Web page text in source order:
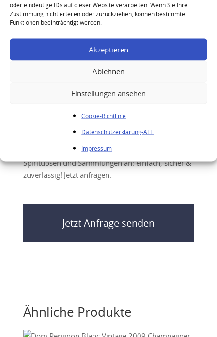
oder eindeutige IDs auf dieser Website verarbeiten. Wenn Sie Ihre
Zustimmung nicht erteilen oder zurückziehen, können bestimmte
Funktionen beeinträchtigt werden.
Akzeptieren
Ablehnen
Einstellungen ansehen
Cookie-Richtlinie
Datenschutzerklärung-ALT
Impressum
Kategorie:Champagner Schlagwörter:Champagner
ankauf ,Champagner verkaufen,Louis Roederer
Cristal,Louis Roederer Cristal 1985
Cristal 1985 verkaufen,Louis Roederer Cristal
Louis Roederer Cristal verkaufen
Roederer Cristal Champagner
Roederer Cristal verkaufen
Spirituosen Ankauf
Sie besitzen hochwertige Spirituosen und möchten
diese online verkaufen? Wir kaufen Ihre
Spirituosen und Sammlungen an: einfach, sicher &
zuverlässig! Jetzt anfragen.
Jetzt Anfrage senden
Ähnliche Produkte